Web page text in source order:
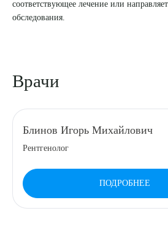
соответствующее лечение или
обследования.
Врачи
Блинов Игорь Михайлович
Рентгенолог
ПОДРОБНЕЕ
Выберите